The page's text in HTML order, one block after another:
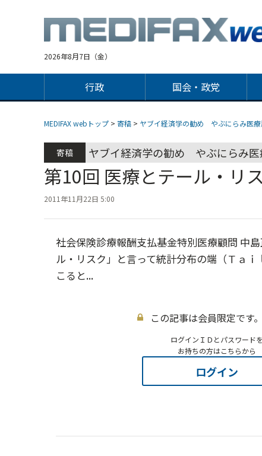
2026年8月7日（金）
行政 国会・政党
MEDIFAX webトップ > 寄稿 > ヤブイ経済学の勧め やぶにらみ医
寄稿 ヤブイ経済学の勧め やぶにらみ医
第10回 医療とテール・リ
2011年11月22日 5:00
社会保険診療報酬支払基金特別医療顧問 中
ル・リスク」と言って統計分布の端（Ｔａ
こると...
この記事は会員限定です
ログインＩＤとパスワードを
お持ちの方はこちらから
ログイン